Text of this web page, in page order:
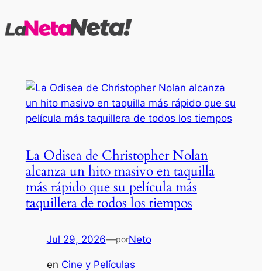
al
La Odisea de Christopher Nolan
alcanza un hito masivo en taquilla
más rápido que su película más
taquillera de todos los tiempos
Jul 29, 2026—porNeto
en Cine y Películas